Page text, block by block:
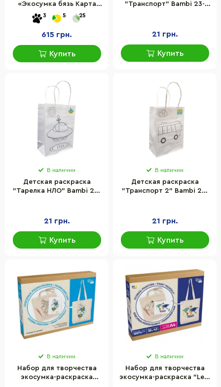
«Экосумка бязь Карта
Украины, Украина
цветущая» Fresh Tattoo
bag-b-n080-n058
3 5 25
615 грн.
Купить
"Транспорт" Bambi 23-
21 грн.
Купить
В наличии
Детская раскраска
"Тарелка НЛО" Bambi 23-
21 грн.
Купить
В наличии
Детская раскраска
"Транспорт 2" Bambi 23-
21 грн.
Купить
В наличии
Набор для творчества
экосумка-раскраска
В наличии
Набор для творчества
экосумка-раскраска "Lets